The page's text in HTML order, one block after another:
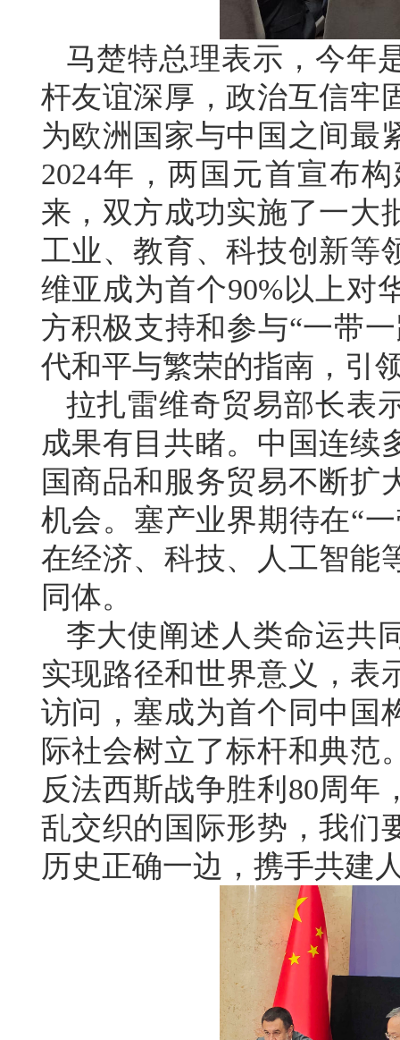
马楚特总理表示，今年
杆友谊深厚，政治互信牢
为欧洲国家与中国之间最
2024年，两国元首宣布
来，双方成功实施了一大
工业、教育、科技创新等
维亚成为首个90%以上对
方积极支持和参与“一带
代和平与繁荣的指南，引
拉扎雷维奇贸易部长表
成果有目共睹。中国连续
国商品和服务贸易不断扩
机会。塞产业界期待在“
在经济、科技、人工智能
同体。
李大使阐述人类命运共
实现路径和世界意义，表
访问，塞成为首个同中国
际社会树立了标杆和典范
反法西斯战争胜利80周年
乱交织的国际形势，我们
历史正确一边，携手共建